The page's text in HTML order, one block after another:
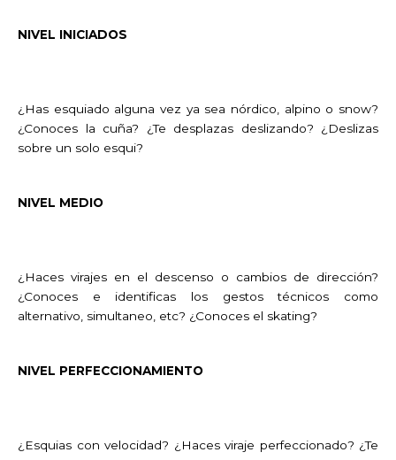
NIVEL INICIADOS
¿Has esquiado alguna vez ya sea nórdico, alpino o snow?
¿Conoces la cuña? ¿Te desplazas deslizando? ¿Deslizas
sobre un solo esqui?
NIVEL MEDIO
¿Haces virajes en el descenso o cambios de dirección?
¿Conoces e identificas los gestos técnicos como
alternativo, simultaneo, etc? ¿Conoces el skating?
NIVEL PERFECCIONAMIENTO
¿Esquias con velocidad? ¿Haces viraje perfeccionado? ¿Te